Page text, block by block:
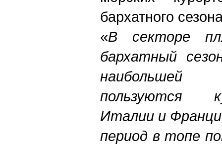
бархатного
«В
секторе
бархатный
наибольшей
пользуются
Италии и
период в топе